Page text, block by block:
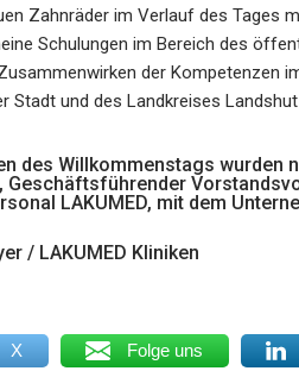
Zahnräder im Verlauf des Tages
Schulungen im Bereich des
der Kompetenzen
Stadt und des Landkreises
des Willkommenstags wurden
Geschäftsführender
LAKUMED, mit dem
/ LAKUMED Kliniken
X Folge uns